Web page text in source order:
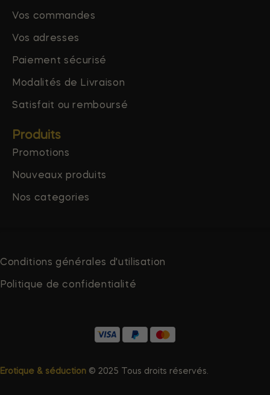
Vos commandes
Vos adresses
Paiement sécurisé
Modalités de Livraison
Satisfait ou remboursé
Produits
Promotions
Nouveaux produits
Nos categories
Conditions générales d'utilisation
Politique de confidentialité
Erotique & séduction © 2025 Tous droits réservés.